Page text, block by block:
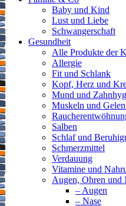
Baby und Kind
Lust und Liebe
Schwangerschaft
Gesundheit
Alle Produkte der
Allergie
Fit und Schlank
Kopf, Herz und
Mund und
Muskeln und
Salben
Schlaf und
Schmerzmittel
Verdauung
Vitamine und
Augen, Ohren und
– Augen
– Nase